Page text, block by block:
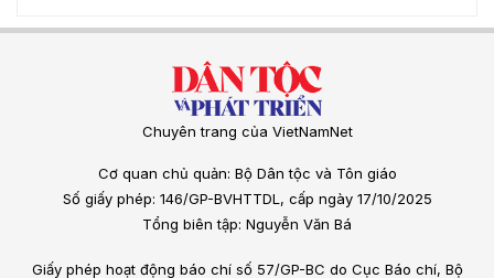
Chuyên trang của VietNamNet
Cơ quan chủ quản: Bộ Dân tộc và Tôn giáo
Số giấy phép: 146/GP-BVHTTDL, cấp ngày 17/10/2025
Tổng biên tập: Nguyễn Văn Bá
Giấy phép hoạt động báo chí số 57/GP-BC do Cục Báo chí, Bộ